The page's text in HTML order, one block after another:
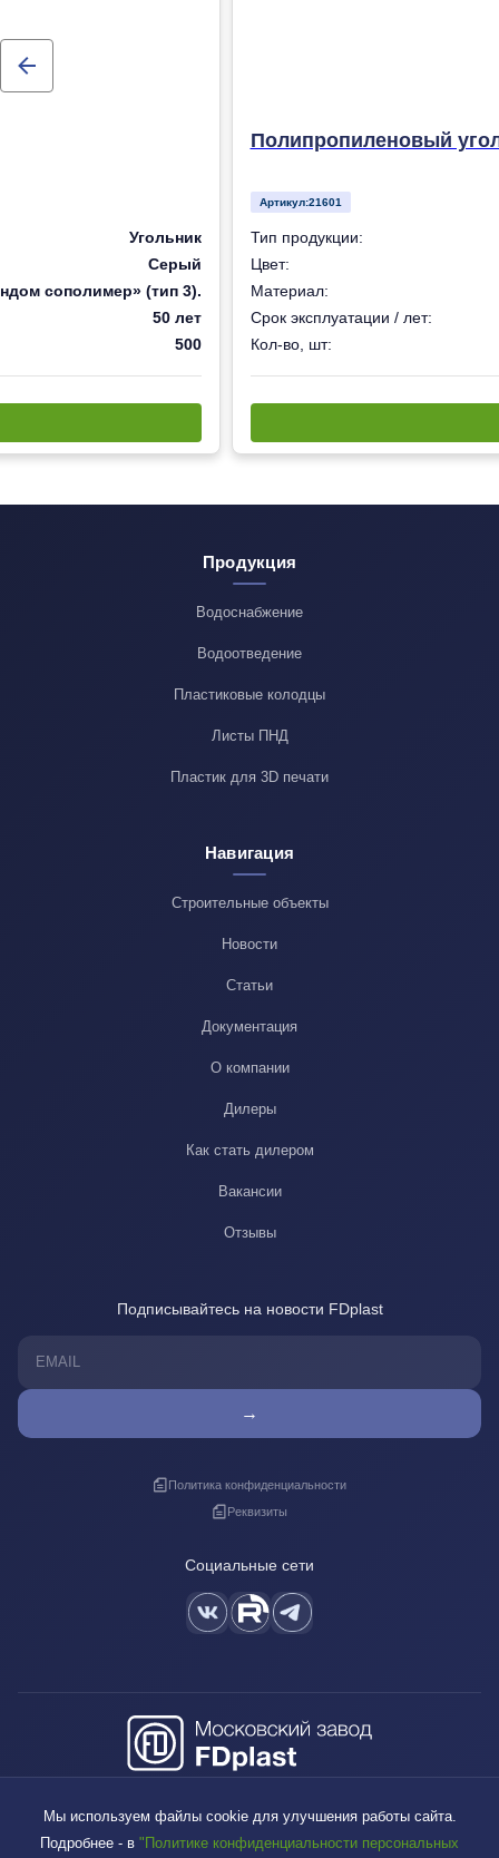
Угольник
Серый
сополимер» (тип 3).
50 лет
500
Полипропиленовый
Артикул:21601
Тип продукции:
Цвет:
Материал:
Срок эксплуатации / лет:
Кол-во, шт:
Продукция
Водоснабжение
Водоотведение
Пластиковые колодцы
Листы ПНД
Пластик для 3D печати
Навигация
Строительные объекты
Новости
Статьи
Документация
О компании
Дилеры
Как стать дилером
Вакансии
Отзывы
Подписывайтесь на новости FDplast
→
Политика конфиденциальности
Реквизиты
Социальные сети
sales@fdplast.ru
140050, Московская обл., пос. Красково, ул. Карла Маркса, д. 117Б
Мы используем файлы cookie для улучшения работы сайта.
Подробнее - в "Политике конфиденциальности персональных